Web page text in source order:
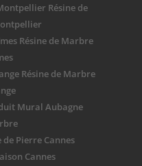
Résine de
Résine de Marbre
Résine de Marbre
Mural Aubagne
Pierre Cannes
Cannes